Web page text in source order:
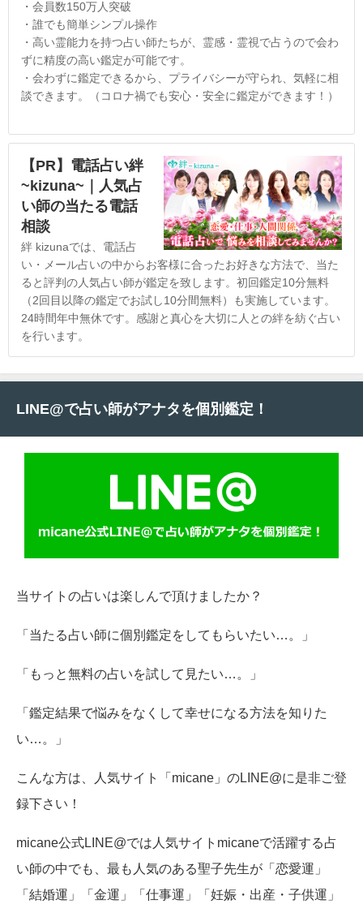
・会員数150万人突破
・誰でも簡単シンプル操作
・高い霊能力を持つ占い師たちが、霊感・霊視で占うので会わ
ずに精度の高い鑑定が可能です。
・会わずに鑑定できるから、プライバシーが守られ、気軽に相
談できます。（コロナ禍でも安心・安全に鑑定ができます！）
【PR】電話占い絆
~kizuna~｜人気占
い師の当たる電話
相談
絆 kizunaでは、電話占
い・メール占いの中からお客様に合ったお好きな方法で、当た
ると評判の人気占い師が鑑定を致します。初回鑑定10分無料
（2回目以降の鑑定でお試し10分間無料）も実施しています。
24時間年中無休です。感謝と真心を大切に人との絆を紡ぐ占い
を行います。
LINE@で占い師がアナタを個別鑑定！
当サイトの占いは楽しんで頂けましたか？
「当たる占い師に個別鑑定をしてもらいたい…。」
「もっと無料の占いを試して見たい…。」
「鑑定結果で悩みをなくして幸せになる方法を知りた
い…。」
こんな方は、人気サイト「micane」のLINE@に是非ご登
録下さい！
micane公式LINE@では人気サイトmicaneで活躍する占
い師の中でも、最も人気のある聖子先生が「恋愛運」
「結婚運」「金運」「仕事運」「妊娠・出産・子供運」